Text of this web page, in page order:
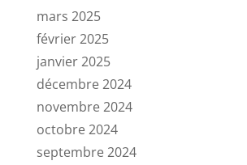
mars 2025
février 2025
janvier 2025
décembre 2024
novembre 2024
octobre 2024
septembre 2024